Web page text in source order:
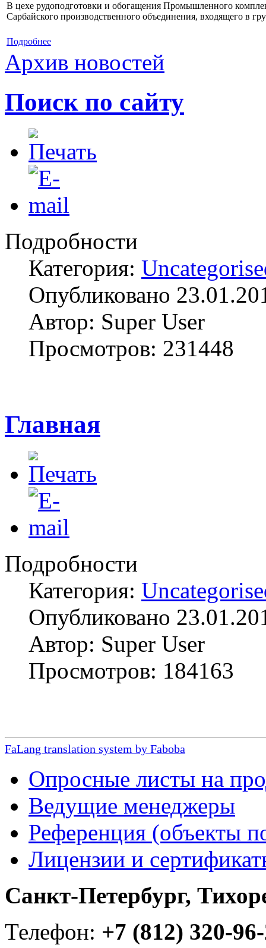
В цехе рудоподготовки и обогащения Промышленного
Сарбайского производственного объединения, входящего в
Подробнее
Архив новостей
Поиск по сайту
Подробности
Категория:
Опубликовано
Автор: Super User
Просмотров: 231448
Главная
Подробности
Категория:
Опубликовано
Автор: Super User
Просмотров: 184163
FaLang translation system by Faboba
Опросные листы на
Ведущие менеджеры
Референция (объекты
Лицензии и
Санкт-Петербург,
Телефон: +7 (812) 320-